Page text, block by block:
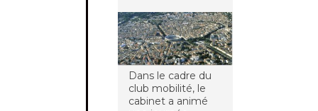
Dans le cadre du
club mobilité, le
cabinet a animé